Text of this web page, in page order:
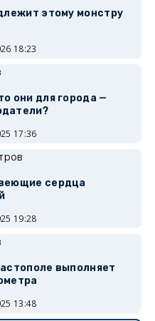
этому монстру
18:23
они для города —
17:36
сердца
19:28
выполняет
13:48